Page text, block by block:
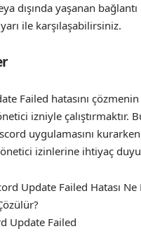
dışında yaşanan
ile karşılaşabilirsiniz.
Failed hatasını
izniyle çalıştırmaktır.
uygulamasını
izinlerine ihtiyaç
Update Failed